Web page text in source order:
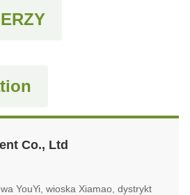
Co., Ltd
YouYi, wioska Xiamao, dystrykt